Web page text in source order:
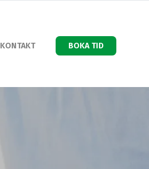
KONTAKT BOKA TID